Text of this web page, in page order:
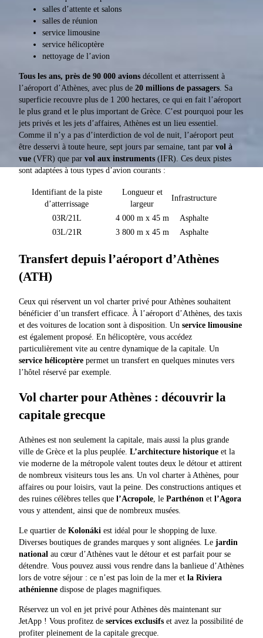
salles d’attente et salons
salles de réunion
service limousine
service hélicoptère
nettoyage de l’avion
Tous les ans, près de 90 000 avions décollent et atterrissent à
l’aéroport d’Athènes, avec plus de 20 millions de passagers. Sa
superficie recouvre plus de 1 200 hectares, ce qui en fait l’aéroport
le plus grand et le plus important de Grèce. C’est pourquoi pour les
jets privés et les jets d’affaires, Athènes est un lieu essentiel.
Comme il n’y a pas d’interdiction de vol de nuit, l’aéroport peut
être desservi à toute heure, sept jours par semaine, tant par vol à
vue (VFR) que par vol aux instruments (IFR). Ces deux pistes
sont adaptées à tous types d’avion courants :
Identifiant de la piste
d’atterrissage
Longueur et
largeur
Infrastructure
03R/21L 4 000 m x 45 m
Asphalte
03L/21R
3 800 m x 45 m Asphalte
Transfert depuis l’aéroport d’Athènes
(ATH)
Ceux qui réservent un vol charter privé pour Athènes souhaitent
bénéficier d’un transfert efficace. À l’aéroport d’Athènes, des taxis
et des voitures de location sont à disposition. Un service limousine
est également proposé. En hélicoptère, vous accédez
particulièrement vite au centre dynamique de la capitale. Un
service hélicoptère permet un transfert en quelques minutes vers
l’hôtel réservé par exemple.
Vol charter pour Athènes : découvrir la
capitale grecque
Athènes est non seulement la capitale, mais aussi la plus grande
ville de Grèce et la plus peuplée. L’architecture historique et la
vie moderne de la métropole valent toutes deux le détour et attirent
de nombreux visiteurs tous les ans. Un vol charter à Athènes, pour
affaires ou pour loisirs, vaut la peine. Des constructions antiques et
des ruines célèbres telles que l’Acropole , le Parthénon et l’Agora
vous y attendent, ainsi que de nombreux musées.
Le quartier de Kolonáki est idéal pour le shopping de luxe.
Diverses boutiques de grandes marques y sont alignées. Le jardin
national au cœur d’Athènes vaut le détour et est parfait pour se
détendre. Vous pouvez aussi vous rendre dans la banlieue d’Athènes
lors de votre séjour : ce n’est pas loin de la mer et la Riviera
athénienne dispose de plages magnifiques.
Réservez un vol en jet privé pour Athènes dès maintenant sur
JetApp ! Vous profitez de services exclusifs et avez la possibilité de
profiter pleinement de la capitale grecque.